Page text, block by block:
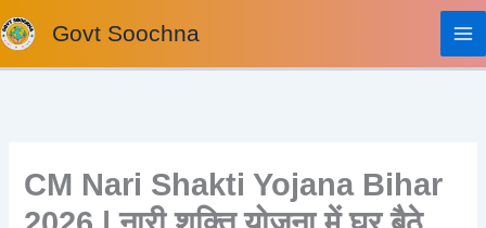
to
content
Govt Soochna
CM Nari Shakti Yojana Bihar